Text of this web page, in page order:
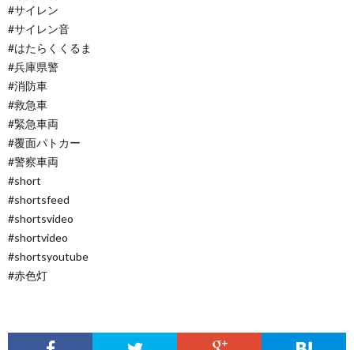
#サイレン
#サイレン音
#はたらくくるま
#兵庫県警
#消防車
#救急車
#緊急車両
#覆面パトカー
#警察車両
#short
#shortsfeed
#shortsvideo
#shortvideo
#shortsyoutube
#赤色灯